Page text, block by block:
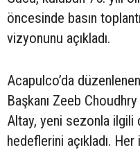
öncesinde basın
vizyonunu açıkladı.
Acapulco’da
Başkanı Zeeb
Altay, yeni sezonla ilgili
hedeflerini açıkladı.